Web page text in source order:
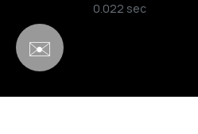
0.022 sec
✉️